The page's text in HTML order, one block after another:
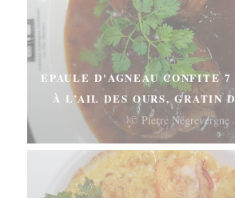
EPAULE D'AGNEAU CONFITE 7
À L’AIL DES OURS, GRATIN
© Pierre Négrevergne